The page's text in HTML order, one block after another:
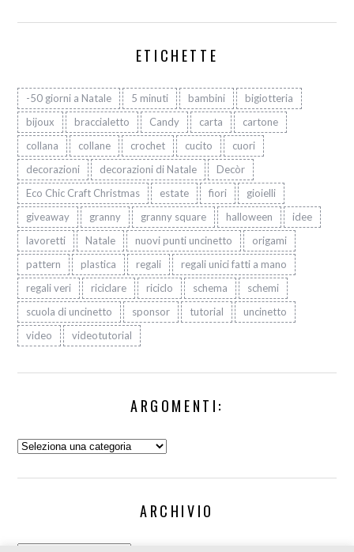
ETICHETTE
-50 giorni a Natale 5 minuti bambini
bigiotteria
bijoux
braccialetto Candy carta
cartone
collana
collane crochet cucito
cuori
decorazioni
decorazioni di Natale
Decòr
Eco Chic Craft Christmas
estate fiori
gioielli
giveaway
granny granny square halloween
idee
lavoretti
Natale nuovi punti uncinetto
origami
pattern
plastica regali
regali unici fatti a mano
regali veri
riciclare riciclo schema
schemi
scuola di uncinetto
sponsor tutorial
uncinetto
video
videotutorial
ARGOMENTI:
Argomenti:
ARCHIVIO